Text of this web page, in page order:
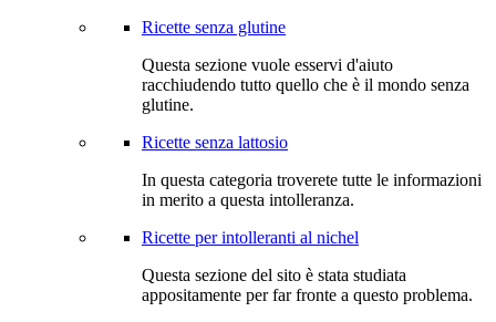
Ricette senza glutine
Questa sezione vuole esservi d'aiuto
racchiudendo tutto quello che è il mondo senza
glutine.
Ricette senza lattosio
In questa categoria troverete tutte le informazioni
in merito a questa intolleranza.
Ricette per intolleranti al nichel
Questa sezione del sito è stata studiata
appositamente per far fronte a questo problema.